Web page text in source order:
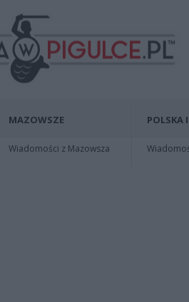
MAZOWSZE
Wiadomości z Mazowsza
POLSKA